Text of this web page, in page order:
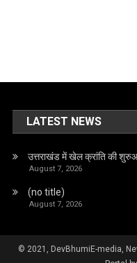
LATEST NEWS
उत्तराखंड में खेल क्रांति की
August 7, 2026
(no title)
August 7, 2026
© 2021, DevBhumiE-media,